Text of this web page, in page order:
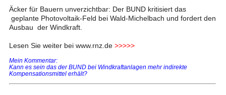
Äcker für Bauern unverzichtbar: Der BUND kritisiert das
geplante Photovoltaik-Feld bei Wald-Michelbach und fordert den
Ausbau der Windkraft.
Lesen Sie weiter bei www.rnz.de >>>>>
Mein Kommentar:
Kann es sein das der BUND bei Windkraftanlagen mehr indirekte
Kompensationsmittel erhält?